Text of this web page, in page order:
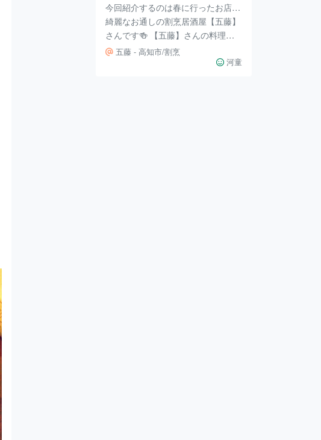
今回紹介するのは春に行ったお店…
綺麗なお通しの割烹居酒屋【五藤】
さんです🍻 【五藤】さんの料理は
ベテラン板前さんが腕を振るってく
れ、四季折々の繊細な一品を堪能で
五藤 - 高知市/割烹
河童